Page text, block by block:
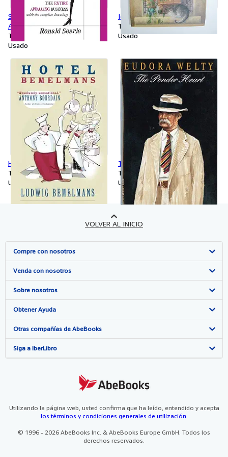
St. Trinian's: The Entire
Appalling Business
Tapa dura
Usado
Idora
Tapa dura
Usado
Hotel Bemelmans
Tapa blanda
Usado
The Ponder Heart
Tapa blanda
Usado
VOLVER AL INICIO
Compre con nosotros
Búsqueda avanzada
Colecciones
Mi cuenta
Mis pedidos
Ver carrito
Venda con nosotros
Comenzar a vender
Únase a nuestro programa de afiliados
Recomiende un vendedor
Sobre nosotros
Sobre IberLibro
Medios
Empleo
Preferencias de cookies
Aviso de cookies
Obtener Ayuda
Preguntas frecuentes y guías
Atención al Cliente
Otras compañías de AbeBooks
AbeBooks.com
AbeBooks.fr
Siga a IberLibro
Utilizando la página web, usted confirma que ha leído, entendido y acepta
los términos y condiciones generales de utilización.
© 1996 - 2026 AbeBooks Inc. & AbeBooks Europe GmbH. Todos los
derechos reservados.